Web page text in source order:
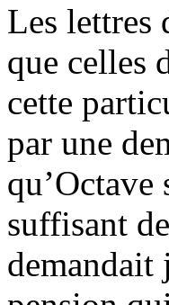
Les lettres
que celles
cette
par une
suffisant
demandait